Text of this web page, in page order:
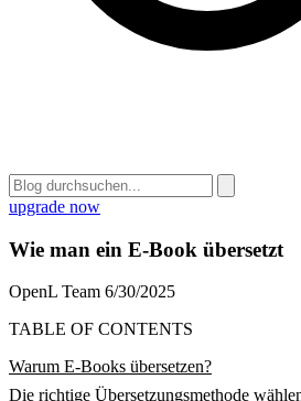
upgrade now
Wie man ein E-Book übersetzt
OpenL Team 6/30/2025
TABLE OF CONTENTS
Warum E-Books übersetzen?
Die richtige Übersetzungsmethode